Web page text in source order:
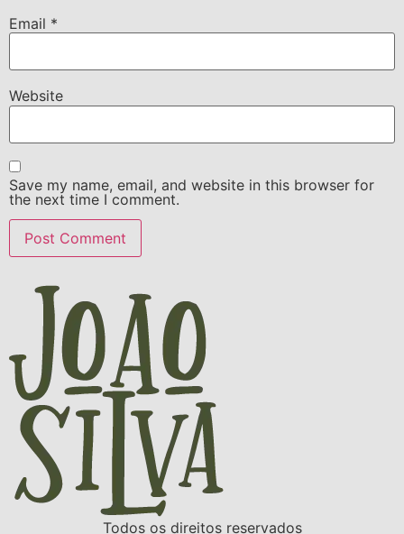
Email *
Website
Save my name, email, and website in this browser for
the next time I comment.
Todos os direitos reservados